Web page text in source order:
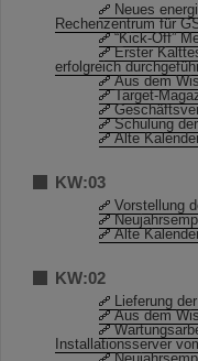
Neues
Rechenzentrum für
“Kick-Off”
Erster
erfolgreich
Aus dem
Target-
Schulung
Alte
KW:03
Vorstellung
Alte
KW:02
Lieferung
Aus dem
Installationsserver